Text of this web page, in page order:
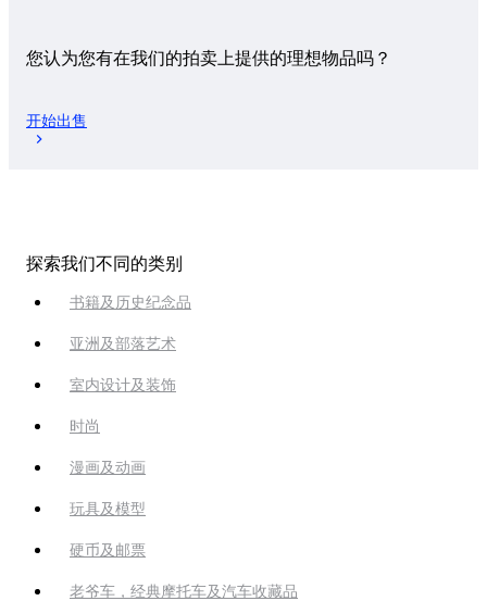
您认为您有在我们的拍卖上提供的理想物品吗？
开始出售
探索我们不同的类别
书籍及历史纪念品
亚洲及部落艺术
室内设计及装饰
时尚
漫画及动画
玩具及模型
硬币及邮票
老爷车，经典摩托车及汽车收藏品